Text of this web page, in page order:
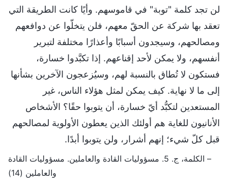
لن تجد كلمة "توبة" في قاموسهم. وأيًا كانت الطريقة التي
تعقد بها شركة عن الحقّ معهم، فلن يتخلّوا عن دوافعهم
ومصالحهم، وسيجدون أسبابًا وأعذارًا مختلفة لتبرير
أنفسهم، ولا يمكن لأحد إقناعهم. إذا تكبَّدوا خسارة،
فستكون لا تُطاق بالنسبة لهم، وسيُزعجون الآخرين بشأنها
إلى ما لا نهاية. كيف يمكن لمثل هؤلاء الناس، غير
المستعدين لتكبُّد أيّ خسارة، أن يتوبوا حقًا؟ الأشخاص
الأنانيون للغاية هم أولئك الذين يعطون الأولوية لمصالحهم
قبل كلّ شيء؛ إنهم أشرار، ولن يتوبوا أبدًا.
– الكلمة، ج. 5. مسؤوليات القادة والعاملين. مسؤوليات القادة
والعاملين (14)